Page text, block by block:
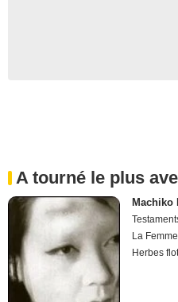
A tourné le plus
Machiko
La
Herbes